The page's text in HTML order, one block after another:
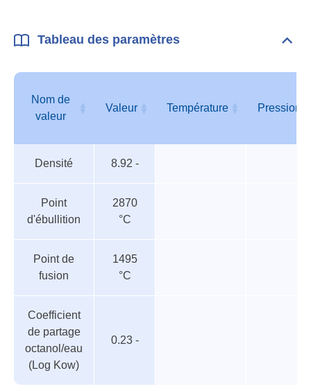
Tableau des paramètres
paramètres
Nom de
valeur
Valeur Température Pression
valeur
Densité
8.92 -
Point
d'ébullition
2870
°C
Point de
fusion
1495
°C
Coefficient
de partage
octanol/eau
(Log Kow)
0.23 -